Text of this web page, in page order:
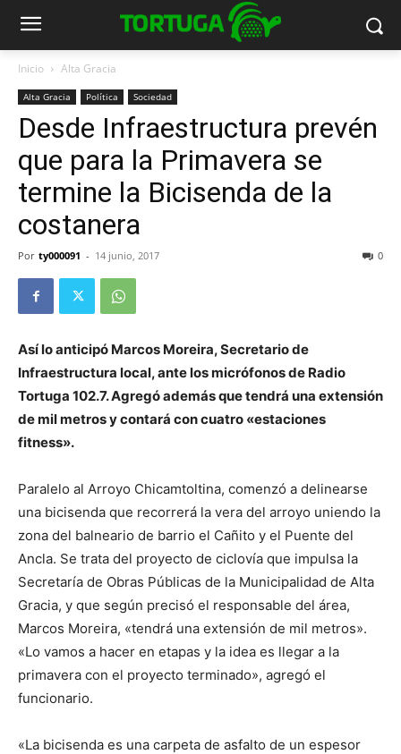
Inicio Alta Gracia
Alta Gracia Política Sociedad
Desde Infraestructura prevén
que para la Primavera se
termine la Bicisenda de la
costanera
Por ty000091 - 14 junio, 2017 0
Así lo anticipó Marcos Moreira, Secretario de
Infraestructura local, ante los micrófonos de Radio
Tortuga 102.7. Agregó además que tendrá una extensión
de mil metros y contará con cuatro «estaciones
fitness».
Paralelo al Arroyo Chicamtoltina, comenzó a delinearse
una bicisenda que recorrerá la vera del arroyo uniendo la
zona del balneario de barrio el Cañito y el Puente del
Ancla. Se trata del proyecto de ciclovía que impulsa la
Secretaría de Obras Públicas de la Municipalidad de Alta
Gracia, y que según precisó el responsable del área,
Marcos Moreira, «tendrá una extensión de mil metros».
«Lo vamos a hacer en etapas y la idea es llegar a la
primavera con el proyecto terminado», agregó el
funcionario.
«La bicisenda es una carpeta de asfalto de un espesor